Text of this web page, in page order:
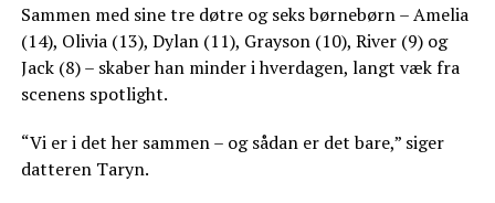
Sammen med sine tre døtre og seks børnebørn – Amelia
(14), Olivia (13), Dylan (11), Grayson (10), River (9) og
Jack (8) – skaber han minder i hverdagen, langt væk fra
scenens spotlight.
“Vi er i det her sammen – og sådan er det bare,” siger
datteren Taryn.